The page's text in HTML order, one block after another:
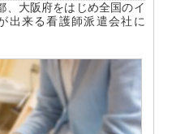
、大阪府をはじめ全国のイ
出来る看護師派遣会社に